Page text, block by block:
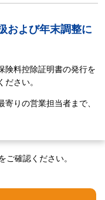
および年末調整に
険料控除証明書の発行を
ださい。
りの営業担当者まで、
確認ください。